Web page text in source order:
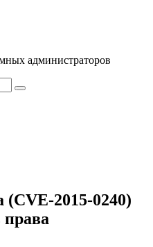
администраторов
(CVE-2015-0240)
права